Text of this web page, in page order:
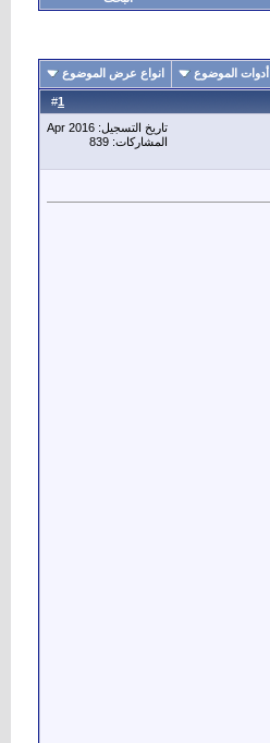
أدوات الموضوع انواع عرض الموضوع
1
تاريخ التسجيل: Apr 2016
المشاركات: 839